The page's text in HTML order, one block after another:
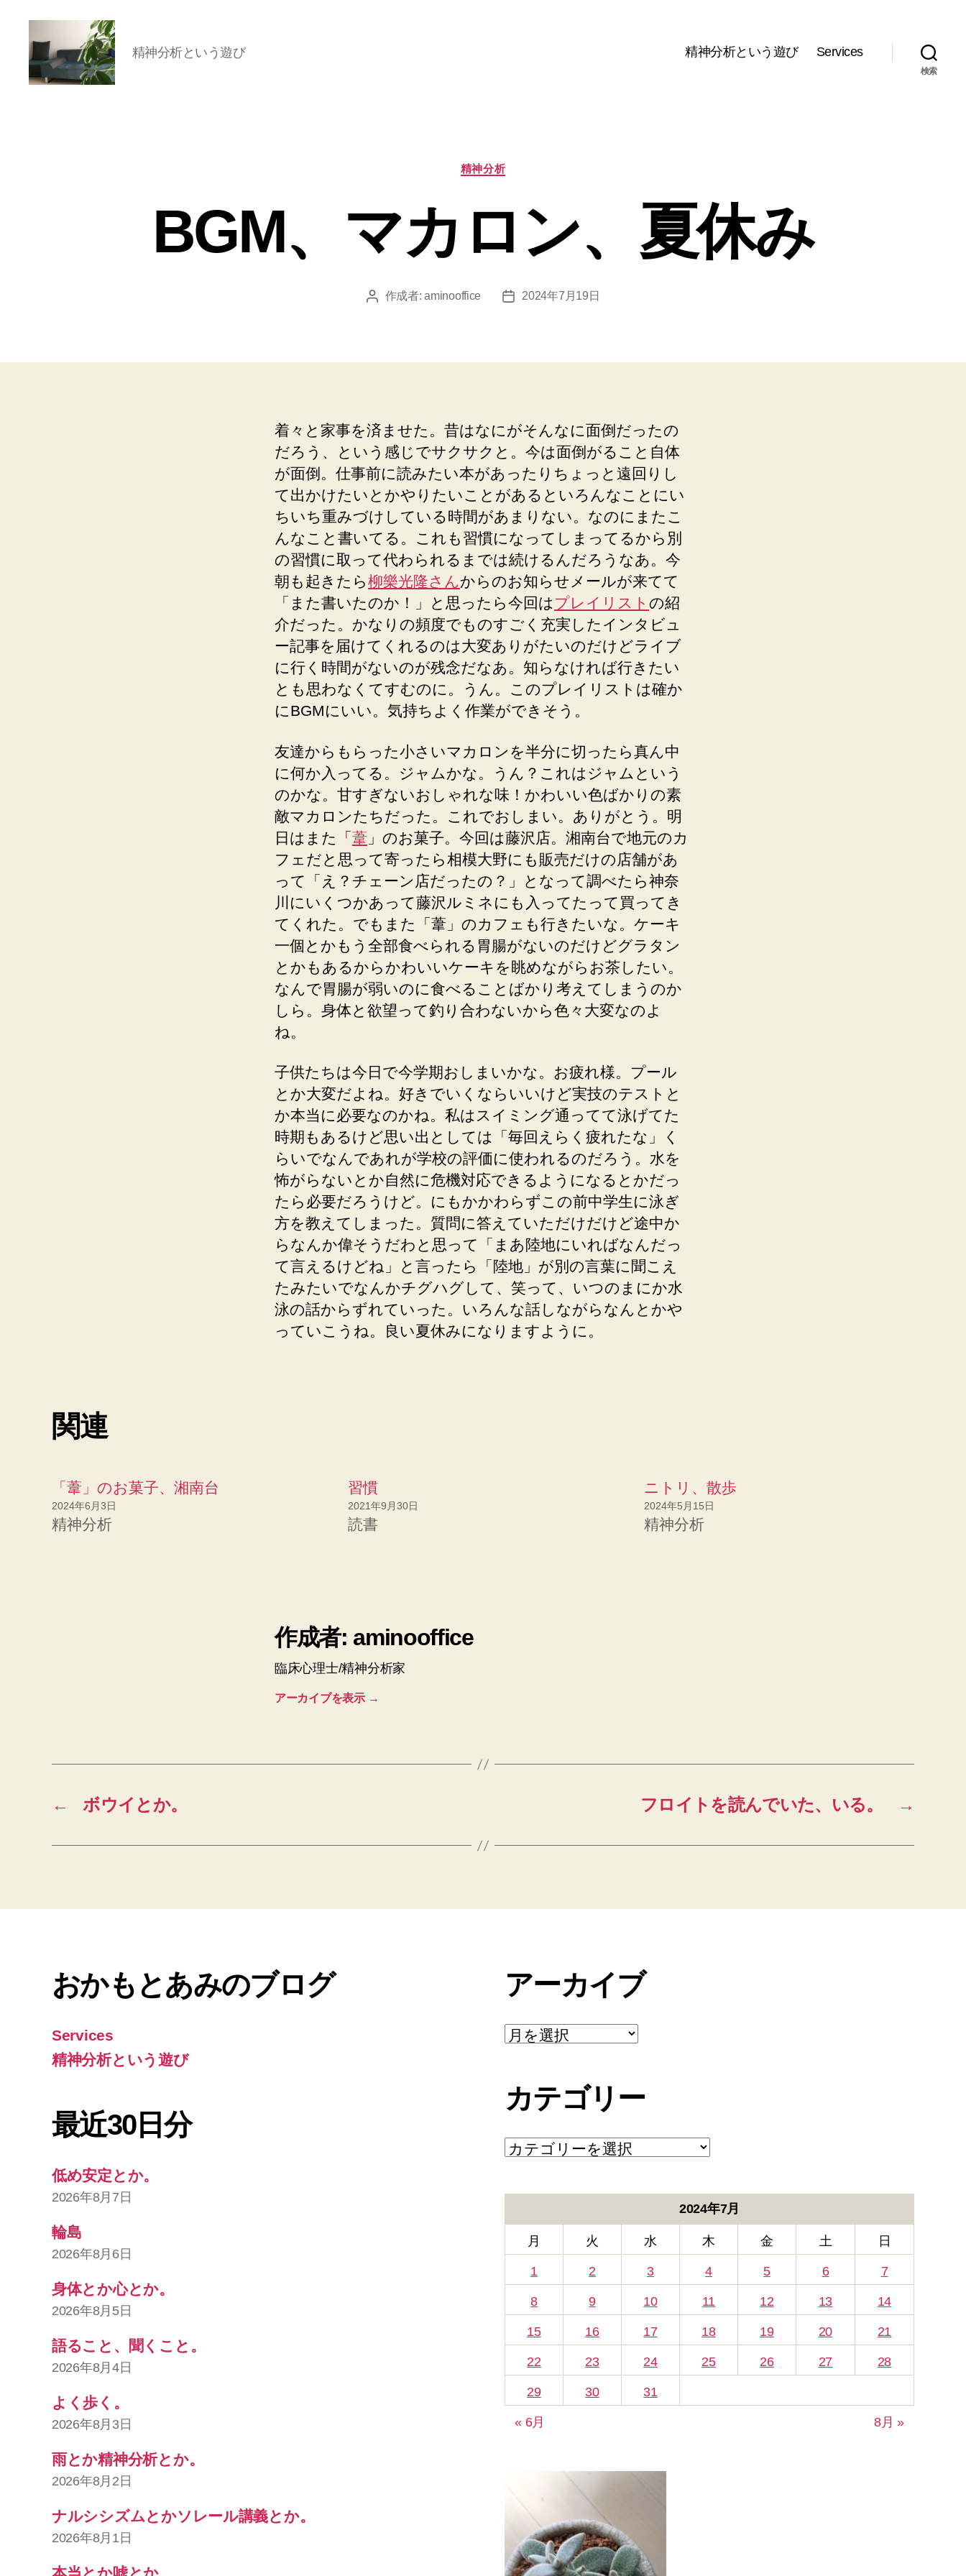
精神分析という遊び 精神分析という遊び Services
検索
カ
テ
リ
精神分析
BGM、マカロン、夏休み
投 作成者:aminooffice
投
2024年7月19日
着々と家事を済ませた。昔はなにがそんなに面倒だったの
だろう、という感じでサクサクと。今は面倒がること自体
が面倒。仕事前に読みたい本があったりちょっと遠回りし
て出かけたいとかやりたいことがあるといろんなことにい
ちいち重みづけしている時間があまりない。なのにまたこ
んなこと書いてる。これも習慣になってしまってるから別
の習慣に取って代わられるまでは続けるんだろうなあ。今
朝も起きたら柳樂光隆さんからのお知らせメールが来てて
「また書いたのか！」と思ったら今回はプレイリスト の紹
介だった。かなりの頻度でものすごく充実したインタビュ
ー記事を届けてくれるのは大変ありがたいのだけどライブ
に行く時間がないのが残念だなあ。知らなければ行きたい
とも思わなくてすむのに。うん。このプレイリストは確か
にBGMにいい。気持ちよく作業ができそう。
友達からもらった小さいマカロンを半分に切ったら真ん中
に何か入ってる。ジャムかな。うん？これはジャムという
のかな。甘すぎないおしゃれな味！かわいい色ばかりの素
敵マカロンたちだった。これでおしまい。ありがとう。明
日はまた「 葦 」のお菓子。今回は藤沢店。湘南台で地元のカ
フェだと思って寄ったら相模大野にも販売だけの店舗があ
って「え？チェーン店だったの？」となって調べたら神奈
川にいくつかあって藤沢ルミネにも入ってたって買ってき
てくれた。でもまた「葦」のカフェも行きたいな。ケーキ
一個とかもう全部食べられる胃腸がないのだけどグラタン
とかもあるからかわいいケーキを眺めながらお茶したい。
なんで胃腸が弱いのに食べることばかり考えてしまうのか
しら。身体と欲望って釣り合わないから色々大変なのよ
ね。
子供たちは今日で今学期おしまいかな。お疲れ様。プール
とか大変だよね。好きでいくならいいけど実技のテストと
か本当に必要なのかね。私はスイミング通ってて泳げてた
時期もあるけど思い出としては「毎回えらく疲れたな」く
らいでなんであれが学校の評価に使われるのだろう。水を
怖がらないとか自然に危機対応できるようになるとかだっ
たら必要だろうけど。にもかかわらずこの前中学生に泳ぎ
方を教えてしまった。質問に答えていただけだけど途中か
らなんか偉そうだわと思って「まあ陸地にいればなんだっ
て言えるけどね」と言ったら「陸地」が別の言葉に聞こえ
たみたいでなんかチグハグして、笑って、いつのまにか水
泳の話からずれていった。いろんな話しながらなんとかや
っていこうね。良い夏休みになりますように。
関連
「葦」のお菓子、湘南台
2024年6月3日
精神分析
習慣
2021年9月30日
読書
ニトリ、散歩
2024年5月15日
精神分析
作成者: aminooffice
臨床心理士/精神分析家
アーカイブを表示 →
← ボウイとか。 →
フロイトを読んでいた、いる。
おかもとあみのブログ
Services
精神分析という遊び
最近30日分
低め安定とか。
2026年8月7日
輪島
2026年8月6日
身体とか心とか。
2026年8月5日
語ること、聞くこと。
2026年8月4日
よく歩く。
2026年8月3日
雨とか精神分析とか。
2026年8月2日
ナルシシズムとかソレール講義とか。
2026年8月1日
アーカイブ
ア
ー
ブ
カテゴリー
カ
テ
2024年7月
月 火 水 木 金 土 日
1 2 3 4 5 6 7
8 9 10 11 12 13 14
15 16 17 18 19 20 21
22 23 24 25 26 27 28
29 30 31
« 6月 8月 »